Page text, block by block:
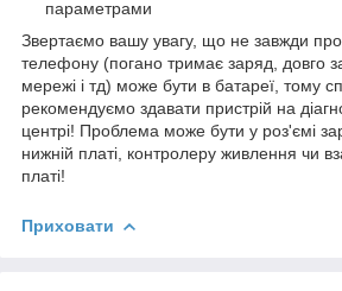
параметрами
Звертаємо вашу увагу, що не завжди
телефону (погано тримає заряд, довго
мережі і тд) може бути в батареї, тому
рекомендуємо здавати пристрій на
центрі! Проблема може бути у роз'ємі
нижній платі, контролеру живлення чи
платі!
Приховати